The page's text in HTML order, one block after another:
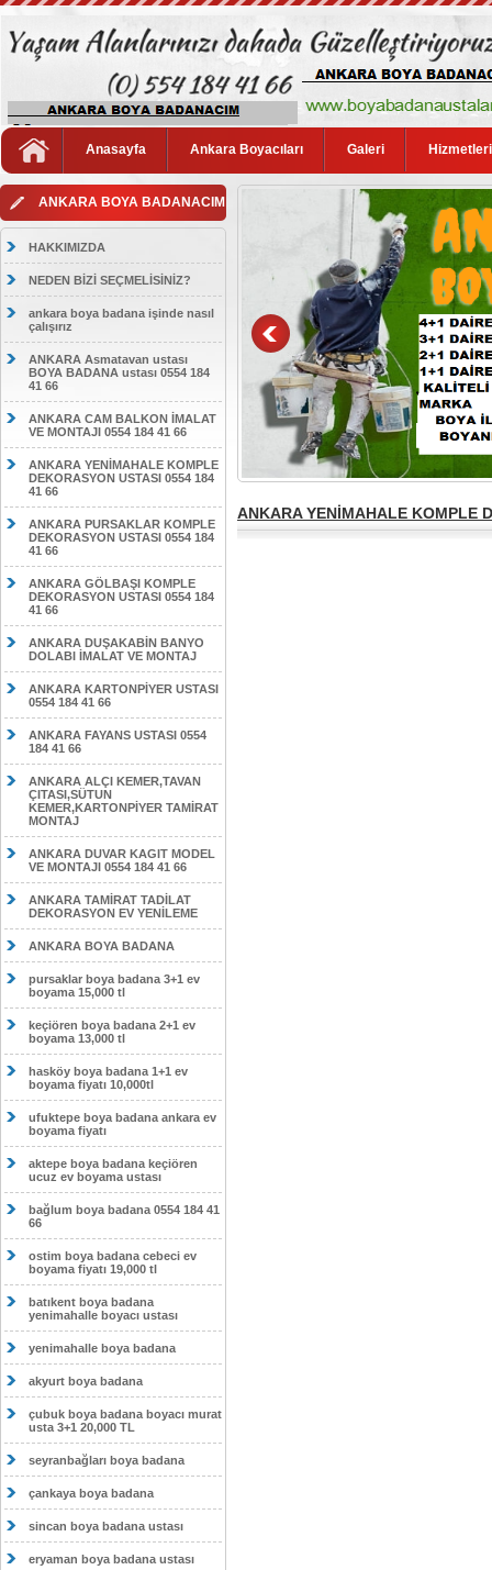
Anasayfa Ankara Boyacıları Galeri
ANKARA BOYA BADANACIM
HAKKIMIZDA
NEDEN BİZİ SEÇMELİSİNİZ?
ankara boya badana işinde nasıl
çalışırız
ANKARA Asmatavan ustası
BOYA BADANA ustası 0554 184
41 66
ANKARA CAM BALKON İMALAT
VE MONTAJI 0554 184 41 66
ANKARA YENİMAHALE KOMPLE
DEKORASYON USTASI 0554 184
41 66
ANKARA PURSAKLAR KOMPLE
DEKORASYON USTASI 0554 184
41 66
ANKARA GÖLBAŞI KOMPLE
DEKORASYON USTASI 0554 184
41 66
ANKARA DUŞAKABİN BANYO
DOLABI İMALAT VE MONTAJ
ANKARA KARTONPİYER USTASI
0554 184 41 66
ANKARA FAYANS USTASI 0554
184 41 66
ANKARA ALÇI KEMER,TAVAN
ÇITASI,SÜTUN
KEMER,KARTONPİYER TAMİRAT
MONTAJ
ANKARA DUVAR KAGIT MODEL
VE MONTAJI 0554 184 41 66
ANKARA TAMİRAT TADİLAT
DEKORASYON EV YENİLEME
ANKARA BOYA BADANA
pursaklar boya badana 3+1 ev
boyama 15,000 tl
keçiören boya badana 2+1 ev
boyama 13,000 tl
hasköy boya badana 1+1 ev
boyama fiyatı 10,000tl
ufuktepe boya badana ankara ev
boyama fiyatı
aktepe boya badana keçiören
ucuz ev boyama ustası
bağlum boya badana 0554 184 41
66
ostim boya badana cebeci ev
boyama fiyatı 19,000 tl
batıkent boya badana
yenimahalle boyacı ustası
yenimahalle boya badana
akyurt boya badana
çubuk boya badana boyacı murat
usta 3+1 20,000 TL
seyranbağları boya badana
çankaya boya badana
sincan boya badana ustası
eryaman boya badana ustası
ANKARA YENİMAHALE KOMPLE